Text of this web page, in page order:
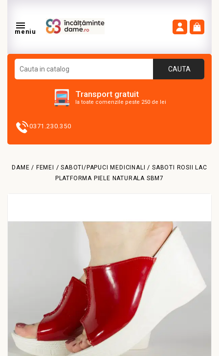

meniu
CAUTA
Transport gratuit
la toate comenzile peste 250 de lei
0371.230.350
DAME / FEMEI SABOTI/PAPUCI MEDICINALI
SABOTI ROSII LAC
PLATFORMA PIELE NATURALA SBM7